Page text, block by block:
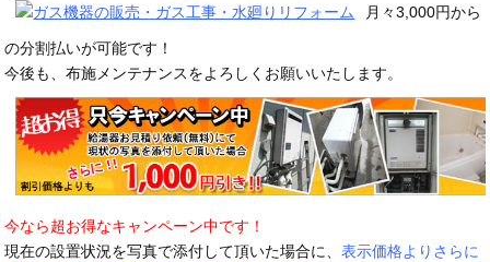
月々3,000円から
の分割払いが可能です！
今後も、布施メンテナンスをよろしくお願いいたします。
今なら超お得なキャンペーン中です！
現在の設置状況を写真で添付して頂いた場合に、表示価格よりさらに